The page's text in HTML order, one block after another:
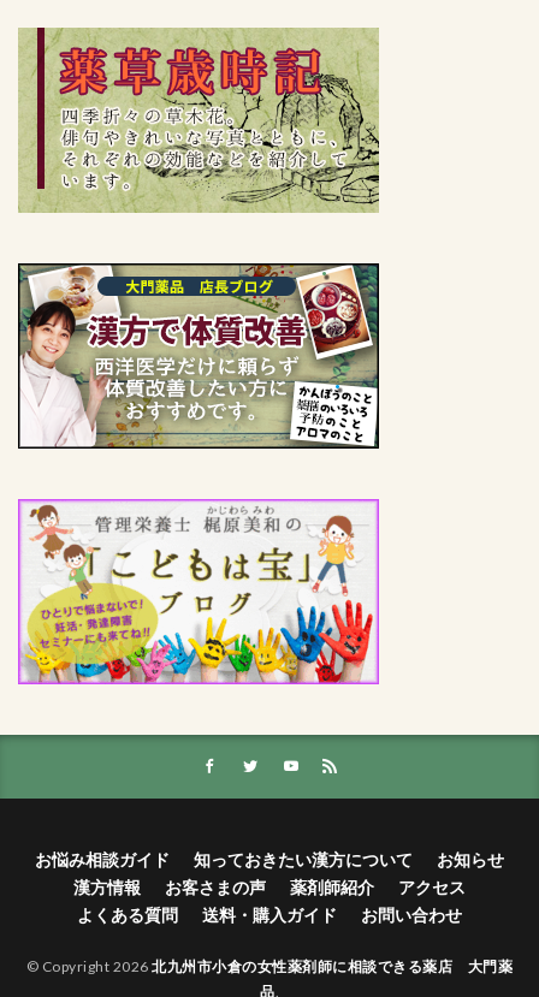
お悩み相談ガイド 知っておきたい漢方について
お知らせ
漢方情報
お客さまの声 薬剤師紹介
アクセス
よくある質問
送料・購入ガイド お問い合わせ
© Copyright 2026北九州市小倉の女性薬剤師に相談できる薬店 大門薬
品.